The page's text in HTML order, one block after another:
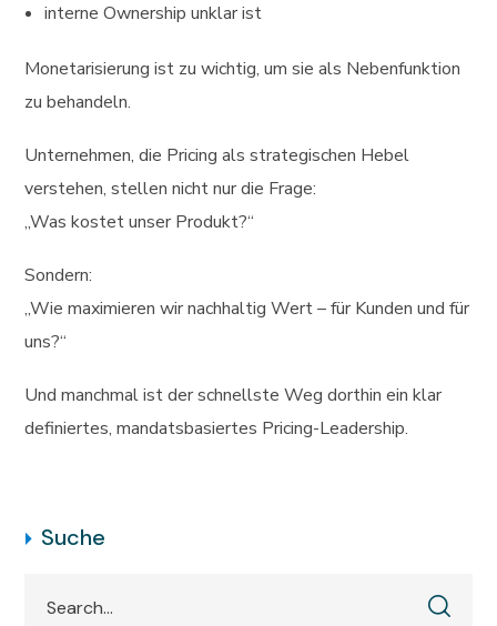
interne Ownership unklar ist
Monetarisierung ist zu wichtig, um sie als Nebenfunktion
zu behandeln.
Unternehmen, die Pricing als strategischen Hebel
verstehen, stellen nicht nur die Frage:
„Was kostet unser Produkt?“
Sondern:
„Wie maximieren wir nachhaltig Wert – für Kunden und für
uns?“
Und manchmal ist der schnellste Weg dorthin ein klar
definiertes, mandatsbasiertes Pricing-Leadership.
Suche